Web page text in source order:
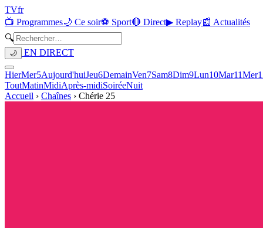
TVfr
📺 Programmes🌙 Ce soir⚽ Sport🔴 Direct▶ Replay📰 Actualités
🔍
🌙 EN DIRECT
HierMer5Aujourd'huiJeu6DemainVen7Sam8Dim9Lun10Mar11Mer
ToutMatinMidiAprès-midiSoiréeNuit
Accueil › Chaînes › Chérie 25